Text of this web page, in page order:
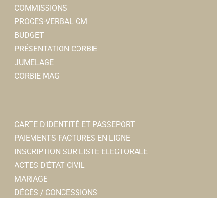
COMMISSIONS
PROCES-VERBAL CM
BUDGET
PRÉSENTATION CORBIE
JUMELAGE
CORBIE MAG
CARTE D’IDENTITÉ ET PASSEPORT
PAIEMENTS FACTURES EN LIGNE
INSCRIPTION SUR LISTE ELECTORALE
ACTES D’ÉTAT CIVIL
MARIAGE
DÉCÈS / CONCESSIONS